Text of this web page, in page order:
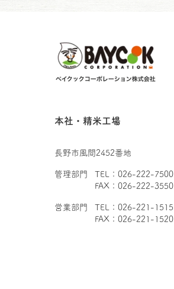
本社・精米工場
長野市風間2452番地
管理部門
TEL：026-222-7500
FAX：026-222-3550
営業部門
TEL：026-221-1515
FAX：026-221-1520